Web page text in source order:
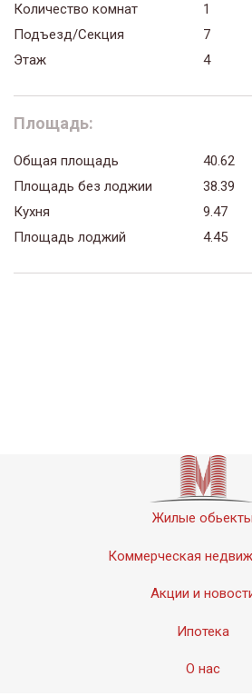
Количество комнат
1
Подъезд/Секция
7
Этаж
4
Площадь:
Общая площадь
40.62
Площадь без лоджии
38.39
Кухня
9.47
Площадь лоджий
4.45
Жилые обьекты
Коммерческая
Акции и
Ипотека
О нас